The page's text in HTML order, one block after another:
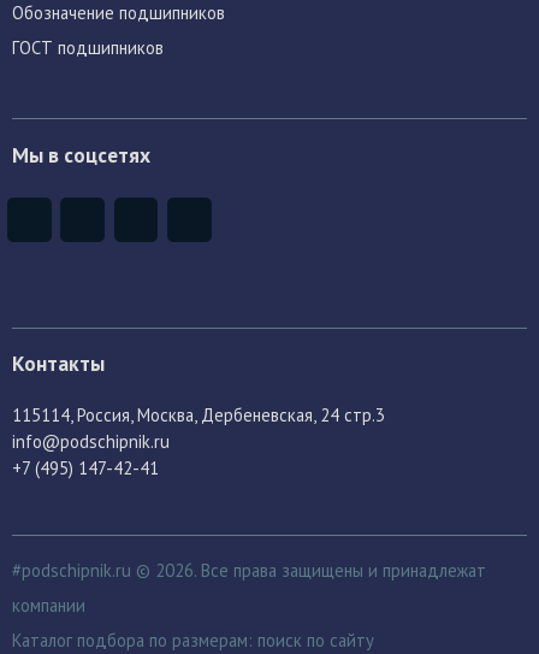
Обозначение подшипников
ГОСТ подшипников
Мы в соцсетях
Контакты
115114 , Россия, Москва, Дербеневская, 24 стр.3
info@podschipnik.ru
+7 (495) 147-42-41
#podschipnik.ru © 2026. Все права защищены и принадлежат
компании
Каталог подбора по размерам: поиск по сайту